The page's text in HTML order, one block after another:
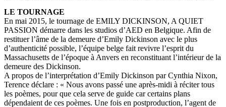
LE TOURNAGE
En mai 2015, le tournage de EMILY DICKINSON, A QUIET
PASSION démarre dans les studios d’AED en Belgique. Afin de
restituer l’âme de la demeure d’Emily Dickinson avec le plus
d’authenticité possible, l’équipe belge fait revivre l’esprit du
Massachusetts de l’époque à Anvers en reconstituant l’intérieur de la
demeure des Dickinson.
A propos de l’interprétation d’Emily Dickinson par Cynthia Nixon,
Terence déclare : « Nous avons passé une après-midi à réciter tous
les poèmes, pour que cela serve de guide car certains plans
dépendaient de ces poèmes. Une fois en postproduction, l’agent de